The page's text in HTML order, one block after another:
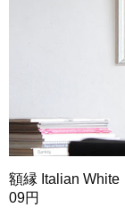
額縁 Italian
09円